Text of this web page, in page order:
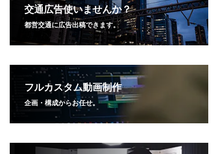
交通広告使いませんか？
都営交通に広告出稿できます。
フルカスタム動画制作
企画・構成からお任せ。